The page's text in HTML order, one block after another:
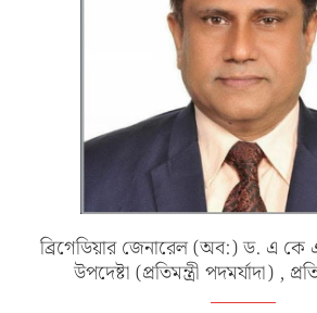
ব্রিগেডিয়ার জেনারেল (অব:) ড. এ
উপদেষ্টা (প্রতিমন্ত্রী পদমর্যাদা) ,